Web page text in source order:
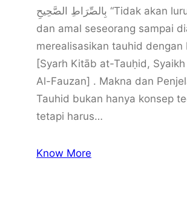
بِالصِّرَاطِ الصَّحِيحِ “Tidak akan lurus akidah
dan amal seseorang sampai
merealisasikan tauhid dengan
[Syarh Kitāb at-Tauḥid, Syaikh
Al-Fauzan] . Makna dan
Tauhid bukan hanya konsep
tetapi harus…
Know More